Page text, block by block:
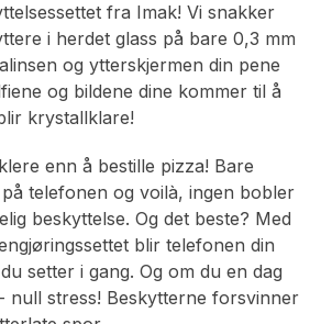
fra Imak! Vi snakker
i herdet glass på bare 0,3 mm
og ytterskjermen din pene
og bildene dine kommer til å
krystallklare!
enn å bestille pizza! Bare
telefonen og voilà, ingen bobler
beskyttelse. Og det beste? Med
blir telefonen din
setter i gang. Og om du en dag
null stress! Beskytterne forsvinner